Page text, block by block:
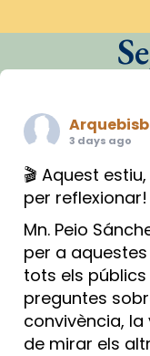
3 days ago
🎬 Aquest
per reflexionar!
Mn. Peio
per a
tots els
preguntes
convivència,
de mirar els